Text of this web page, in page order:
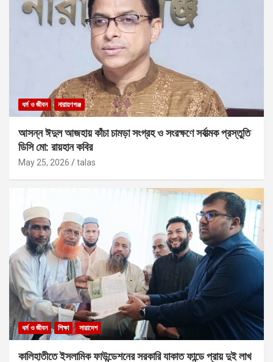
ধর্ম ও জীবন নারায়ণগঞ্জ
আসন্ন ঈদুল আজহায় কাঁচা চামড়া সংগ্রহ ও সংরক্ষণে সর্বাত্মক প্রস্তুতি
ডিসি মো: রায়হান কবির
May 25, 2026 talas
ধর্ম ও জীবন শিক্ষা সারাদেশ
কালিহাতীতে ইসলামিক ফাউন্ডেশনের সরকারি যাকাত ফান্ডে প্রায় দুই লাখ